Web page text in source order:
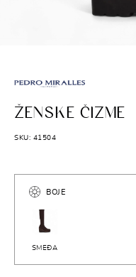
PEDRO
ŽENSKE ČIZME
SKU: 41504
BOJE
SMEĐA